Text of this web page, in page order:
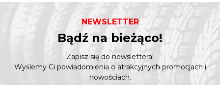
NEWSLETTER
Bądź na bieżąco!
Zapisz się do newslettera!
Wyślemy Ci powiadomienia o atrakcyjnych promocjach i
nowościach.